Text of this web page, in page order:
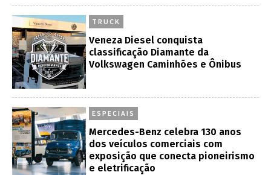
TRUCK
Veneza Diesel conquista
classificação Diamante da
Volkswagen Caminhões e Ônibus
ESPECIAIS
Mercedes-Benz celebra 130 anos
dos veículos comerciais com
exposição que conecta pioneirismo
e eletrificação